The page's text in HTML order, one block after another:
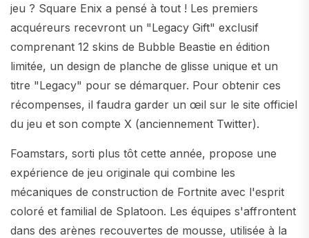
jeu ? Square Enix a pensé à tout ! Les premiers
acquéreurs recevront un "Legacy Gift" exclusif
comprenant 12 skins de Bubble Beastie en édition
limitée, un design de planche de glisse unique et un
titre "Legacy" pour se démarquer. Pour obtenir ces
récompenses, il faudra garder un œil sur le site officiel
du jeu et son compte X (anciennement Twitter).
Foamstars, sorti plus tôt cette année, propose une
expérience de jeu originale qui combine les
mécaniques de construction de Fortnite avec l'esprit
coloré et familial de Splatoon. Les équipes s'affrontent
dans des arènes recouvertes de mousse, utilisée à la